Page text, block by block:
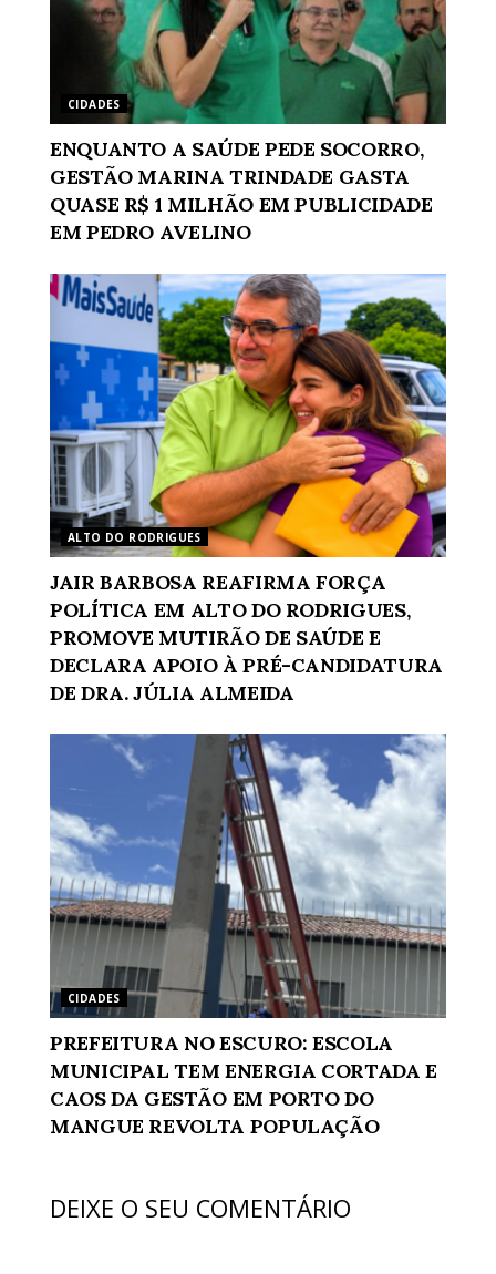
CIDADES
ENQUANTO A SAÚDE PEDE SOCORRO,
GESTÃO MARINA TRINDADE GASTA
QUASE R$ 1 MILHÃO EM PUBLICIDADE
EM PEDRO AVELINO
ALTO DO RODRIGUES
JAIR BARBOSA REAFIRMA FORÇA
POLÍTICA EM ALTO DO RODRIGUES,
PROMOVE MUTIRÃO DE SAÚDE E
DECLARA APOIO À PRÉ-CANDIDATURA
DE DRA. JÚLIA ALMEIDA
CIDADES
PREFEITURA NO ESCURO: ESCOLA
MUNICIPAL TEM ENERGIA CORTADA E
CAOS DA GESTÃO EM PORTO DO
MANGUE REVOLTA POPULAÇÃO
DEIXE O SEU COMENTÁRIO